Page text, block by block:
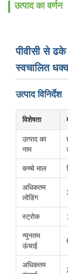
उत्पाद का वर्णन
पीवीसी से
स्वचालित
उत्पाद विनिर्देश
विशेषता
उत्पाद का
नाम
कच्चे माल
अधिकतम
लोडिंग
स्ट्रोक
न्यूनतम
ऊंचाई
अधिकतम